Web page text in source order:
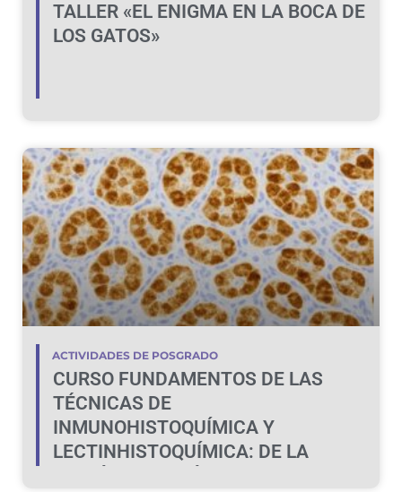
TALLER «EL ENIGMA EN LA BOCA DE
LOS GATOS»
ACTIVIDADES DE POSGRADO
CURSO FUNDAMENTOS DE LAS
TÉCNICAS DE
INMUNOHISTOQUÍMICA Y
LECTINHISTOQUÍMICA: DE LA